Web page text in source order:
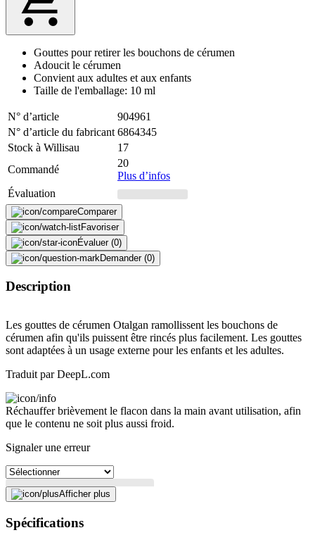
Gouttes pour retirer les bouchons de cérumen
Adoucit le cérumen
Convient aux adultes et aux enfants
Taille de l'emballage: 10 ml
N° d’article
904961
N° d’article du fabricant 6864345
Stock à Willisau
17
Commandé
20
Plus d’infos
Évaluation
Comparer
Favoriser
Évaluer (0)
Demander (0)
Description
Les gouttes de cérumen Otalgan ramollissent les bouchons de
cérumen afin qu'ils puissent être rincés plus facilement. Les gouttes
sont adaptées à un usage externe pour les enfants et les adultes.
Traduit par DeepL.com
Réchauffer brièvement le flacon dans la main avant utilisation, afin
que le contenu ne soit plus aussi froid.
Signaler une erreur
DescriptionAfficher plus
Spécifications